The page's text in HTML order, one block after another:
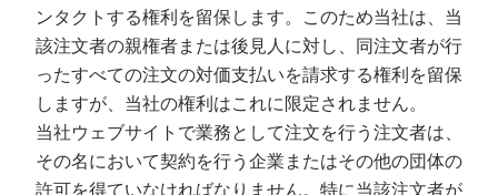
ンタクトする権利を留保します。このため当社は、当
該注文者の親権者または後見人に対し、同注文者が行
ったすべての注文の対価支払いを請求する権利を留保
しますが、当社の権利はこれに限定されません。
当社ウェブサイトで業務として注文を行う注文者は、
その名において契約を行う企業またはその他の団体の
許可を得ていなければなりません。特に当該注文者が